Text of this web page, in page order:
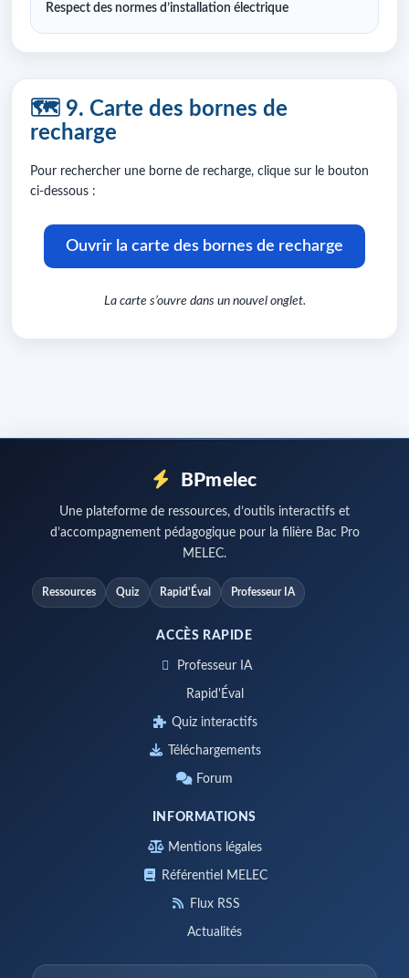
Respect des normes d’installation électrique
🗺️ 9. Carte des bornes de
recharge
Pour rechercher une borne de recharge, clique sur le bouton
ci-dessous :
Ouvrir la carte des bornes de recharge
La carte s’ouvre dans un nouvel onglet.
BPmelec
Une plateforme de ressources, d’outils interactifs et
d’accompagnement pédagogique pour la filière Bac Pro
MELEC.
Ressources Quiz Rapid'Éval Professeur IA
ACCÈS RAPIDE
Professeur IA
Rapid'Éval
Quiz interactifs
Téléchargements
Forum
INFORMATIONS
Mentions légales
Référentiel MELEC
Flux RSS
Actualités